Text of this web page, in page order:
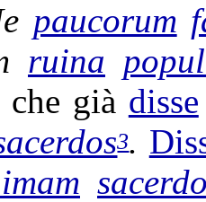
paucorum
ruina
che già disse
3.